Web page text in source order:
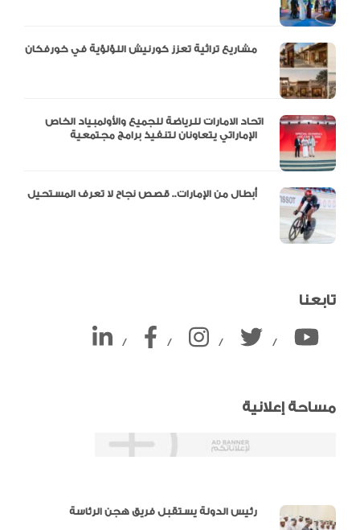
اتحاد الامارات للرياضة للجميع والأولمبياد الخاص
تابعنا
/ / / /
مساحة إعلانية